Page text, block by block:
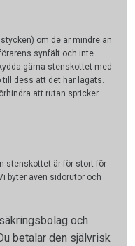
om de är mindre än
synfält och inte
gärna stenskottet med
dess att det har lagats.
att rutan spricker.
stenskottet är för stort för
byter även sidorutor och
och
betalar den självrisk